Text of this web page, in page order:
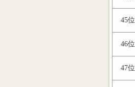
45位
46位
47位